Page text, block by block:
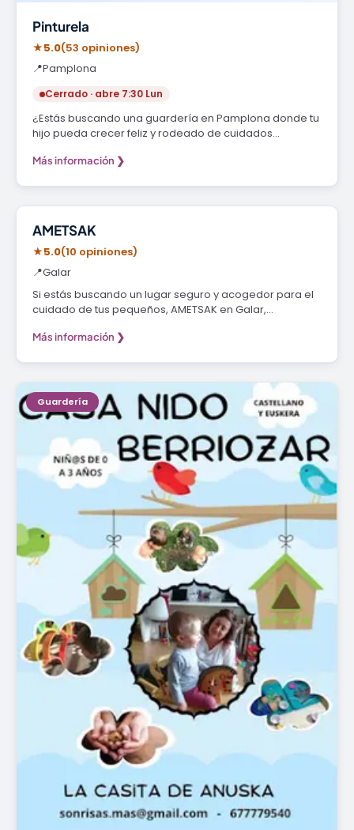
Pinturela
★5.0(53 opiniones)
📍Pamplona
Cerrado · abre 7:30 Lun
¿Estás buscando una guardería en Pamplona donde tu
hijo pueda crecer feliz y rodeado de cuidados…
Más información ❯
Guardería
AMETSAK
★5.0(10 opiniones)
📍Galar
Si estás buscando un lugar seguro y acogedor para el
cuidado de tus pequeños, AMETSAK en Galar,…
Más información ❯
Guardería